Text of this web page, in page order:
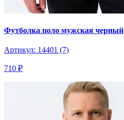
Футболка поло мужская черный
Артикул: 14401 (7)
710 ₽